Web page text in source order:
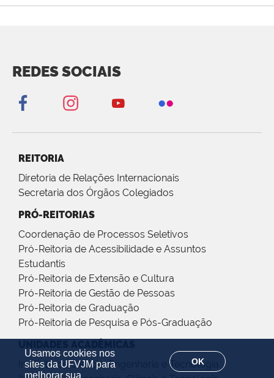
Usamos cookies nos
sites da UFVJM para
melhorar sua
OK
REDES SOCIAIS
REITORIA
Diretoria de Relações Internacionais
Secretaria dos Órgãos Colegiados
PRÓ-REITORIAS
Coordenação de Processos Seletivos
Pró-Reitoria de Acessibilidade e Assuntos
Estudantis
Pró-Reitoria de Extensão e Cultura
Pró-Reitoria de Gestão de Pessoas
Pró-Reitoria de Graduação
Pró-Reitoria de Pesquisa e Pós-Graduação
Instituto de Ciência, Engenharia e Tecnologia